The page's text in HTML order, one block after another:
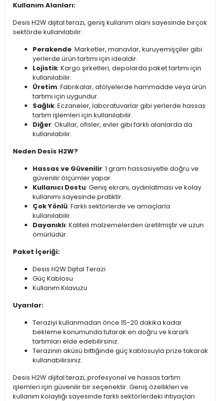
Kullanım Alanları:
Desis H2W dijital terazi, geniş kullanım alanı sayesinde birçok
sektörde kullanılabilir:
Perakende: Marketler, manavlar, kuruyemişçiler gibi
yerlerde ürün tartımı için idealdir.
Lojistik: Kargo şirketleri, depolarda paket tartımı için
kullanılabilir.
Üretim: Fabrikalar, atölyelerde hammadde veya ürün
tartımı için uygundur.
Sağlık: Eczaneler, laboratuvarlar gibi yerlerde hassas
tartım işlemleri için kullanılabilir.
Diğer: Okullar, ofisler, evler gibi farklı alanlarda da
kullanılabilir.
Neden Desis H2W?
Hassas ve Güvenilir: 1 gram hassasiyetle doğru ve
güvenilir ölçümler yapar.
Kullanıcı Dostu: Geniş ekranı, aydınlatması ve kolay
kullanımı sayesinde pratiktir.
Çok Yönlü: Farklı sektörlerde ve amaçlarla
kullanılabilir.
Dayanıklı: Kaliteli malzemelerden üretilmiştir ve uzun
ömürlüdür.
Paket İçeriği:
Desis H2W Dijital Terazi
Güç Kablosu
Kullanım Kılavuzu
Uyarılar:
Teraziyi kullanmadan önce 15-20 dakika kadar
bekleme konumunda tutarak en doğru ve kararlı
tartımları elde edebilirsiniz.
Terazinin aküsü bittiğinde güç kablosuyla prize takarak
kullanabilirsiniz.
Desis H2W dijital terazi, profesyonel ve hassas tartım
işlemleri için güvenilir bir seçenektir. Geniş özellikleri ve
kullanım kolaylığı sayesinde farklı sektörlerdeki ihtiyaçları